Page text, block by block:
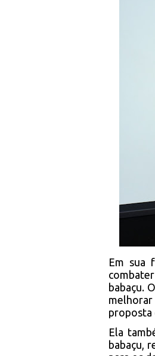
Em sua
babaçu.
melhorar
proposta
Ela
babaçu,